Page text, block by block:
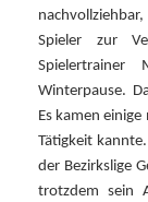
Spieler zur
Winterpause.
Es kamen
Tätigkeit kannte.
der Bezirkslige
trotzdem sein